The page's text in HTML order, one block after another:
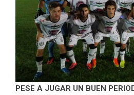
PESE A JUGAR UN BUEN